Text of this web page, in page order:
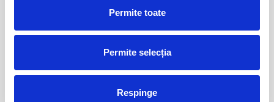
Permite toate
Permite selecția
Respinge
Pandantiv labradorit inima
Labradorit polisat